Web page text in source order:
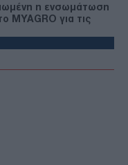
η ενσωμάτωση
για τις